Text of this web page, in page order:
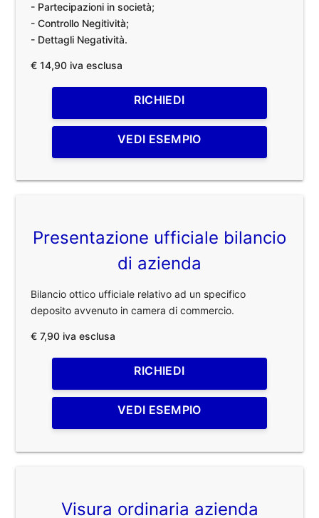
- Partecipazioni in società;
- Controllo Negitività;
- Dettagli Negatività.
€ 14,90 iva esclusa
RICHIEDI
VEDI ESEMPIO
Presentazione ufficiale bilancio
di azienda
Bilancio ottico ufficiale relativo ad un specifico
deposito avvenuto in camera di commercio.
€ 7,90 iva esclusa
RICHIEDI
VEDI ESEMPIO
Visura ordinaria azienda